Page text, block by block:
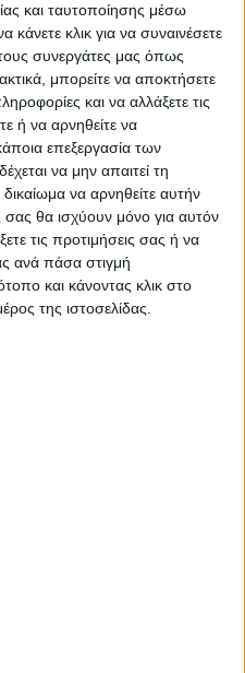
και ταυτοποίησης μέσω
κλικ για να συναινέσετε
συνεργάτες μας όπως
μπορείτε να αποκτήσετε
και να αλλάξετε τις
ή να αρνηθείτε να
επεξεργασία των
να μην απαιτεί τη
να αρνηθείτε αυτήν
σας θα ισχύουν μόνο για αυτόν
τις προτιμήσεις σας ή να
ανά πάσα στιγμή
και κάνοντας κλικ στο
της ιστοσελίδας.